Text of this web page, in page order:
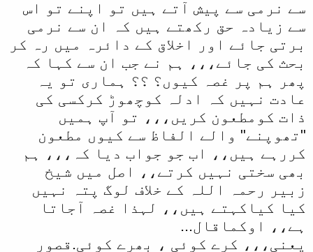
سے نرمی سے پیش آتے ہیں تو اپنے تو اس
سے زیادہ حق رکھتے ہیں کہ ان سے نرمی
برتی جائے اور اخلاق کے دائرہ میں رہ کر
بحث کی جائے،،، ہم نے جب ان سے کہا کہ
پھر ہم پر غصہ کیوں؟ ؟؟ ہماری تو یہ
عادت نہیں کہ ادلہ کوچھوڑ کرکسی کی
ذات کومطعون کریں،،، تو آپ ہمیں
"تھوپنے" والے الفاظ سے کیوں مطعون
کررہے ہیں،، اب جو جواب دیا کہ،،، ہم
بھی سختی نہیں کرتے،، اصل میں شیخ
زبیر رحمہ اللہ کے خلاف لوگ پتہ نہیں
کیا کیاکہتے ہیں،، لہذا غصہ آجاتا
ہے،، اوکماقال...
یعنی،،، کرے کوئی ، بھرے کوئی.قصور